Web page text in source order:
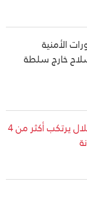
الأمنية
خارج سلطة
المكتب الإعلامي الحكومي: الاحتلال يرتكب أكثر من 4